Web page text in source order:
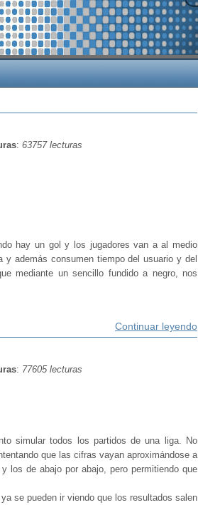
: 63757 lecturas
hay un gol y los jugadores van a al medio
y además consumen tiempo del usuario y del
mediante un sencillo fundido a negro, nos
Continuar leyendo
: 77605 lecturas
simular todos los partidos de una liga. No
que las cifras vayan aproximándose a
los de abajo por abajo, pero permitiendo que
se pueden ir viendo que los resultados salen